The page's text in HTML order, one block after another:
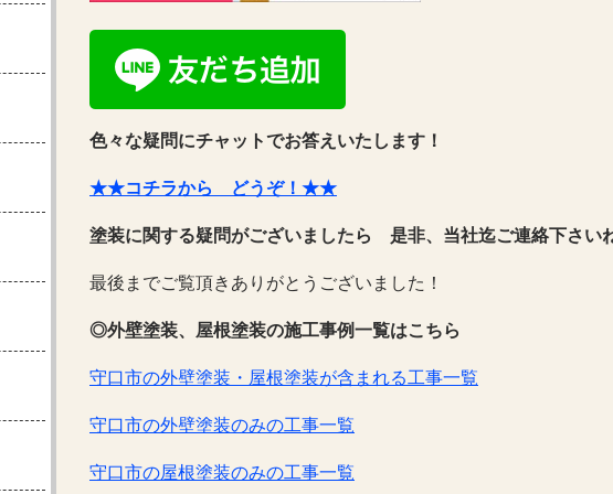
色々な疑問にチャットでお答えいたします！
★★コチラから どうぞ！★★
塗装に関する疑問がございましたら 是非、当社迄ご連絡下さい
最後までご覧頂きありがとうございました！
◎外壁塗装、屋根塗装の施工事例一覧はこちら
守口市の外壁塗装・屋根塗装が含まれる工事一覧
守口市の外壁塗装のみの工事一覧
守口市の屋根塗装のみの工事一覧